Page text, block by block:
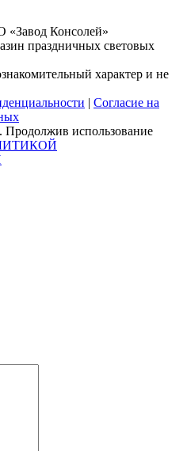
Консолей»
праздничных световых
характер и не
| Согласие на
использование